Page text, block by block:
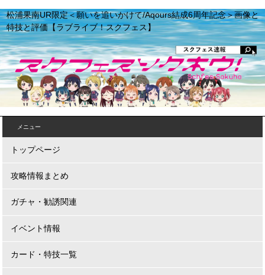
松浦果南UR限定＜願いを追いかけて/Aqours結成6周年記念＞画像と
特技と評価【ラブライブ！スクフェス】
メニュー
トップページ
攻略情報まとめ
ガチャ・勧誘関連
イベント情報
カード・特技一覧